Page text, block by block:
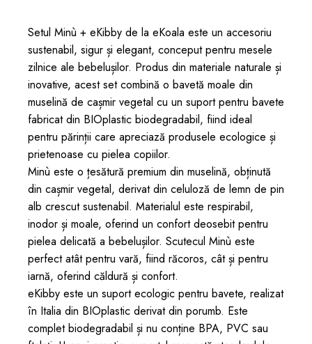
Setul Minù + eKibby de la eKoala este un accesoriu
sustenabil, sigur și elegant, conceput pentru mesele
zilnice ale bebelușilor. Produs din materiale naturale și
inovative, acest set combină o bavetă moale din
muselină de cașmir vegetal cu un suport pentru bavete
fabricat din BIOplastic biodegradabil, fiind ideal
pentru părinții care apreciază produsele ecologice și
prietenoase cu pielea copiilor.
Minù este o țesătură premium din muselină, obținută
din cașmir vegetal, derivat din celuloză de lemn de pin
alb crescut sustenabil. Materialul este respirabil,
inodor și moale, oferind un confort deosebit pentru
pielea delicată a bebelușilor. Scutecul Minù este
perfect atât pentru vară, fiind răcoros, cât și pentru
iarnă, oferind căldură și confort.
eKibby este un suport ecologic pentru bavete, realizat
în Italia din BIOplastic derivat din porumb. Este
complet biodegradabil și nu conține BPA, PVC sau